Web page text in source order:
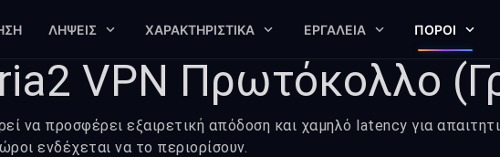
ΛΉΨΕΙΣ ΧΑΡΑΚΤΗΡΙΣΤΙΚΆ ΕΡΓΑΛΕΊΑ ΠΌΡΟΙ
VPN Πρωτόκολλο
να προσφέρει εξαιρετική απόδοση και χαμηλό latency για
ενδέχεται να το περιορίσουν.